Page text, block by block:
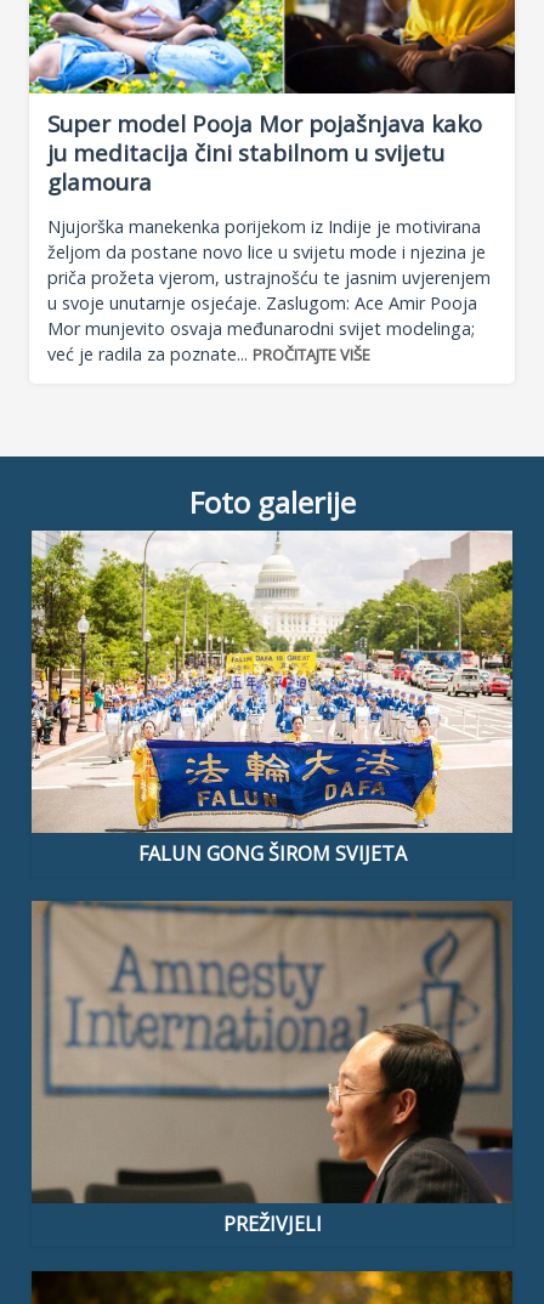
Super model Pooja Mor pojašnjava kako
ju meditacija čini stabilnom u svijetu
glamoura
Njujorška manekenka porijekom iz Indije je motivirana
željom da postane novo lice u svijetu mode i njezina je
priča prožeta vjerom, ustrajnošću te jasnim uvjerenjem
u svoje unutarnje osjećaje. Zaslugom: Ace Amir Pooja
Mor munjevito osvaja međunarodni svijet modelinga;
već je radila za poznate... PROČITAJTE VIŠE
Foto galerije
FALUN GONG ŠIROM SVIJETA
PREŽIVJELI